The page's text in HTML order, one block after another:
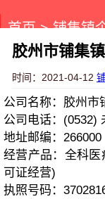
首页>铺集镇
胶州市铺集
时间：2021-04-12
公司名称：胶州市
公司电话：(0532)
地址邮编：266000
经营产品：全科
可证经营)
执照号码：